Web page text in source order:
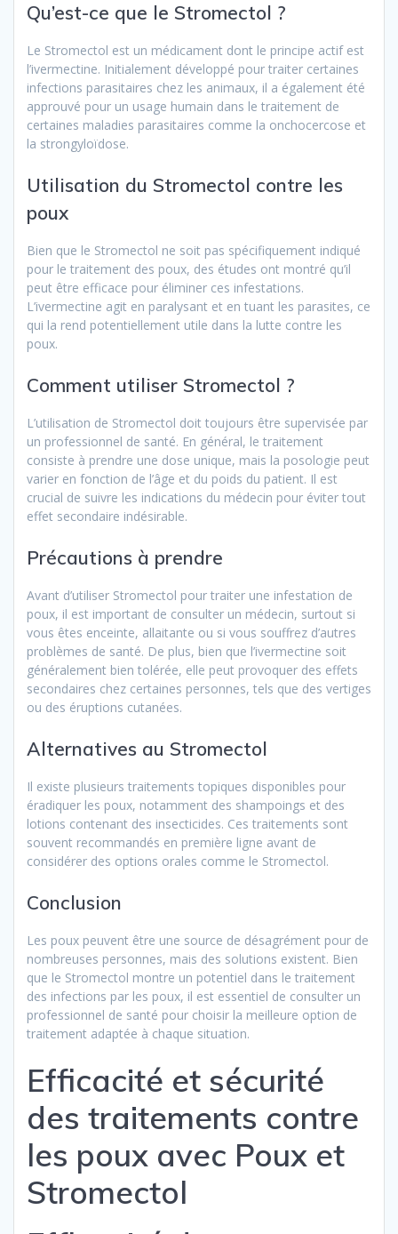
Qu’est-ce que le Stromectol ?
Le Stromectol est un médicament dont le principe actif est
l’ivermectine. Initialement développé pour traiter certaines
infections parasitaires chez les animaux, il a également été
approuvé pour un usage humain dans le traitement de
certaines maladies parasitaires comme la onchocercose et
la strongyloïdose.
Utilisation du Stromectol contre les
poux
Bien que le Stromectol ne soit pas spécifiquement indiqué
pour le traitement des poux, des études ont montré qu’il
peut être efficace pour éliminer ces infestations.
L’ivermectine agit en paralysant et en tuant les parasites, ce
qui la rend potentiellement utile dans la lutte contre les
poux.
Comment utiliser Stromectol ?
L’utilisation de Stromectol doit toujours être supervisée par
un professionnel de santé. En général, le traitement
consiste à prendre une dose unique, mais la posologie peut
varier en fonction de l’âge et du poids du patient. Il est
crucial de suivre les indications du médecin pour éviter tout
effet secondaire indésirable.
Précautions à prendre
Avant d’utiliser Stromectol pour traiter une infestation de
poux, il est important de consulter un médecin, surtout si
vous êtes enceinte, allaitante ou si vous souffrez d’autres
problèmes de santé. De plus, bien que l’ivermectine soit
généralement bien tolérée, elle peut provoquer des effets
secondaires chez certaines personnes, tels que des vertiges
ou des éruptions cutanées.
Alternatives au Stromectol
Il existe plusieurs traitements topiques disponibles pour
éradiquer les poux, notamment des shampoings et des
lotions contenant des insecticides. Ces traitements sont
souvent recommandés en première ligne avant de
considérer des options orales comme le Stromectol.
Conclusion
Les poux peuvent être une source de désagrément pour de
nombreuses personnes, mais des solutions existent. Bien
que le Stromectol montre un potentiel dans le traitement
des infections par les poux, il est essentiel de consulter un
professionnel de santé pour choisir la meilleure option de
traitement adaptée à chaque situation.
Efficacité et sécurité
des traitements contre
les poux avec Poux et
Stromectol